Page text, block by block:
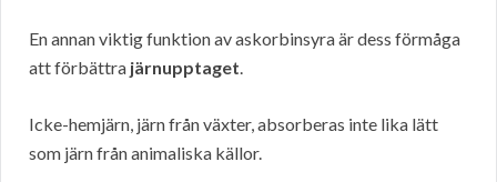
En annan viktig funktion av askorbinsyra är dess förmåga
att förbättra järnupptaget.
Icke-hemjärn, järn från växter, absorberas inte lika lätt
som järn från animaliska källor.